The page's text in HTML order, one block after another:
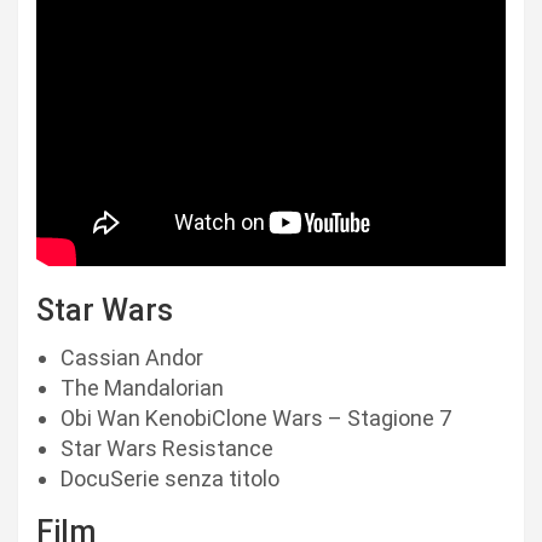
Star Wars
Cassian Andor
The Mandalorian
Obi Wan KenobiClone Wars – Stagione 7
Star Wars Resistance
DocuSerie senza titolo
Film